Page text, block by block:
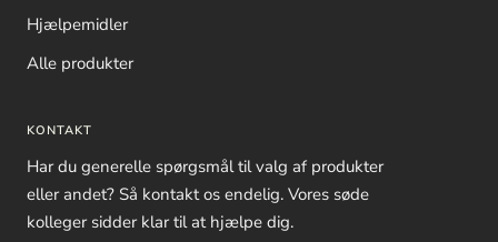
Hjælpemidler
Alle produkter
KONTAKT
Har du generelle spørgsmål til valg af produkter
eller andet? Så kontakt os endelig. Vores søde
kolleger sidder klar til at hjælpe dig.